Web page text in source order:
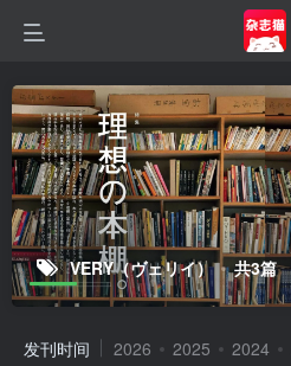
VERY（ヴェリイ） 共3篇
发刊时间 2026 2025 2024